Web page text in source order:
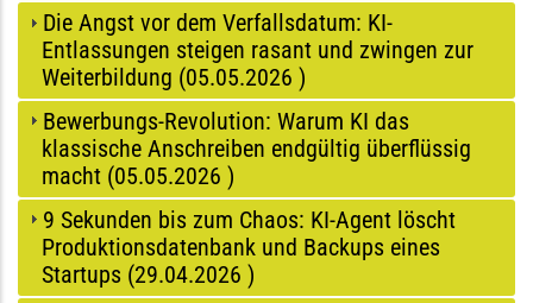
Die Angst vor dem Verfallsdatum: KI-
Entlassungen steigen rasant und zwingen zur
Weiterbildung (05.05.2026 )
Bewerbungs-Revolution: Warum KI das
klassische Anschreiben endgültig überflüssig
macht (05.05.2026 )
9 Sekunden bis zum Chaos: KI-Agent löscht
Produktionsdatenbank und Backups eines
Startups (29.04.2026 )